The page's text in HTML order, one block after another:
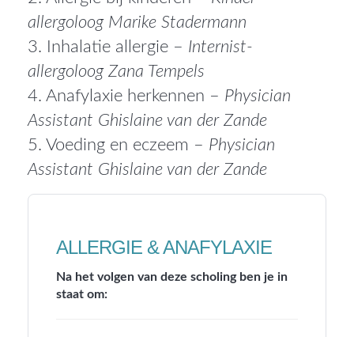
allergoloog Marike Stadermann
3. Inhalatie allergie – Internist-
allergoloog Zana Tempels
4. Anafylaxie herkennen – Physician
Assistant Ghislaine van der Zande
5. Voeding en eczeem – Physician
Assistant Ghislaine van der Zande
ALLERGIE & ANAFYLAXIE
Na het volgen van deze scholing ben je in
staat om: